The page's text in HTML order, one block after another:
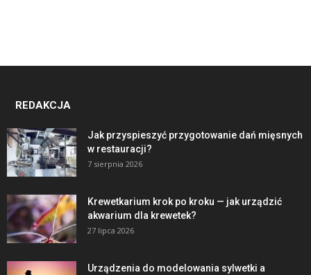
REDAKCJA
Jak przyspieszyć przygotowanie dań mięsnych
w restauracji?
7 sierpnia 2026
Krewetkarium krok po kroku — jak urządzić
akwarium dla krewetek?
27 lipca 2026
Urządzenia do modelowania sylwetki a